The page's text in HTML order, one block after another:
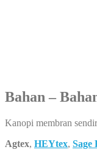
Bahan –
Kanopi membran
Agtex, HEYtex, Sage